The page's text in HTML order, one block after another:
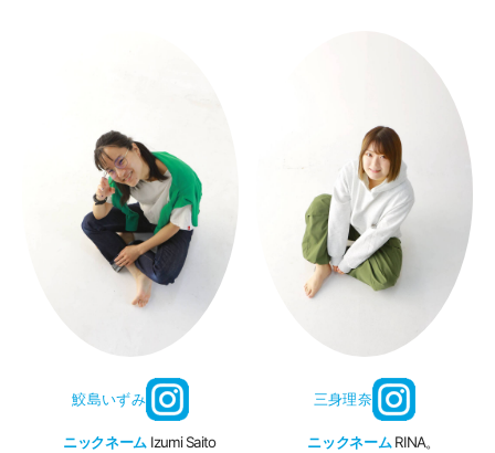
鮫島いずみ
ニックネーム Izumi Saito
三身理奈
ニックネーム RINA。